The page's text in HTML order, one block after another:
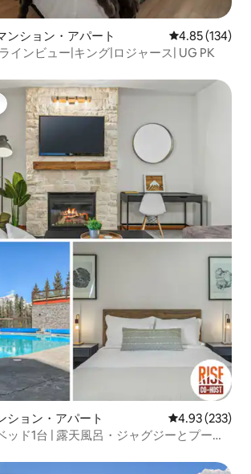
ンション・アパート レビュー134
4.85 (134)
インビュー|キング|ロジャース| UG PK
ション・アパート レビュー233
4.93 (233)
ド1台 | 露天風呂・ジャグジーとプール |